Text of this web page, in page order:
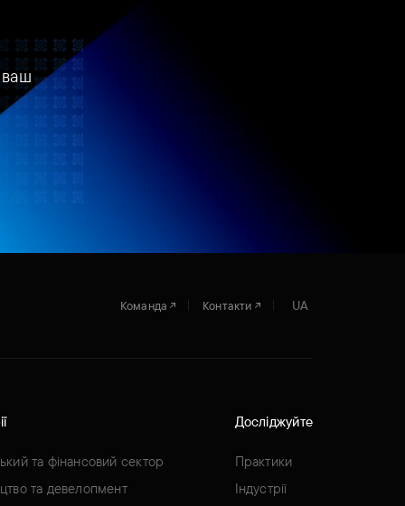
Команда Контакти UA
та фінансовий сектор
та девелопмент
Досліджуйте
Практики
Індустрії